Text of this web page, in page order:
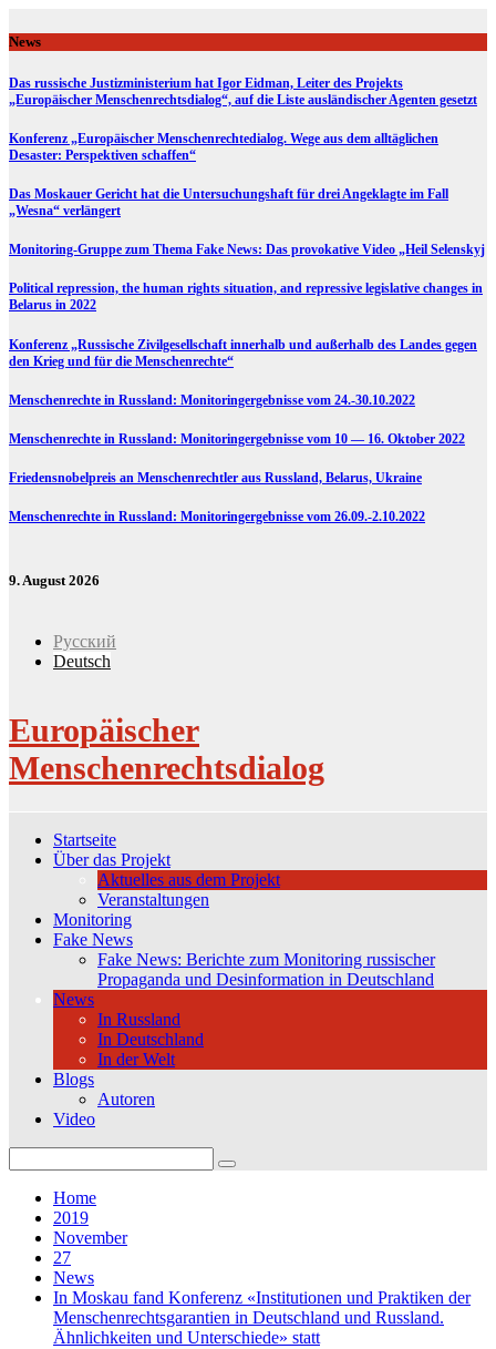
to
content
News
Das russische Justizministerium hat Igor Eidman, Leiter des Projekts
„Europäischer Menschenrechtsdialog“, auf die Liste ausländischer Agenten gesetzt
Konferenz „Europäischer Menschenrechtedialog. Wege aus dem alltäglichen
Desaster: Perspektiven schaffen“
Das Moskauer Gericht hat die Untersuchungshaft für drei Angeklagte im Fall
„Wesna“ verlängert
Monitoring-Gruppe zum Thema Fake News: Das provokative Video „Heil Selenskyj
Political repression, the human rights situation, and repressive legislative changes in
Belarus in 2022
Konferenz „Russische Zivilgesellschaft innerhalb und außerhalb des Landes gegen
den Krieg und für die Menschenrechte“
Menschenrechte in Russland: Monitoringergebnisse vom 24.-30.10.2022
Menschenrechte in Russland: Monitoringergebnisse vom 10 — 16. Oktober 2022
Friedensnobelpreis an Menschenrechtler aus Russland, Belarus, Ukraine
Menschenrechte in Russland: Monitoringergebnisse vom 26.09.-2.10.2022
9. August 2026
Русский
Deutsch
Europäischer
Menschenrechtsdialog
Startseite
Über das Projekt
Aktuelles aus dem Projekt
Veranstaltungen
Monitoring
Fake News
Fake News: Berichte zum Monitoring russischer
Propaganda und Desinformation in Deutschland
News
In Russland
In Deutschland
In der Welt
Blogs
Autoren
Video
for:
Home
2019
November
27
News
In Moskau fand Konferenz «Institutionen und Praktiken der
Menschenrechtsgarantien in Deutschland und Russland.
Ähnlichkeiten und Unterschiede» statt